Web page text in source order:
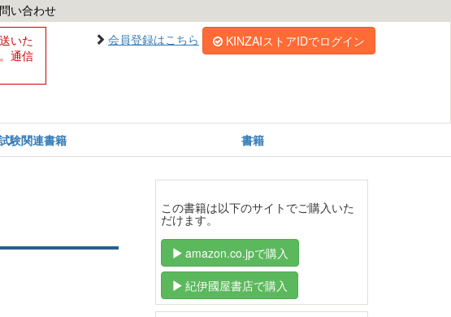
い合わせ
いた
通信
会員登録はこちら KINZAIストアIDでログイン
験関連書籍 書籍
この書籍は以下のサイトでご購入いた
だけます。
amazon.co.jpで購入
紀伊國屋書店で購入